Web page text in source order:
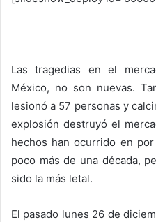
Las tragedias en el
México, no son nuevas.
lesionó a 57 personas y
explosión destruyó el
hechos han ocurrido en
poco más de una década,
sido la más letal.
El pasado lunes 26 de